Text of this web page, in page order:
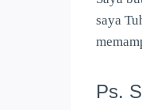
saya
Ps.